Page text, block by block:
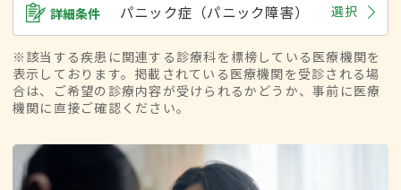
詳細条件 パニック症（パニック障害） 選択
※該当する疾患に関連する診療科を標榜している医療機関を
表示しております。掲載されている医療機関を受診される場
合は、ご希望の診療内容が受けられるかどうか、事前に医療
機関に直接ご確認ください。